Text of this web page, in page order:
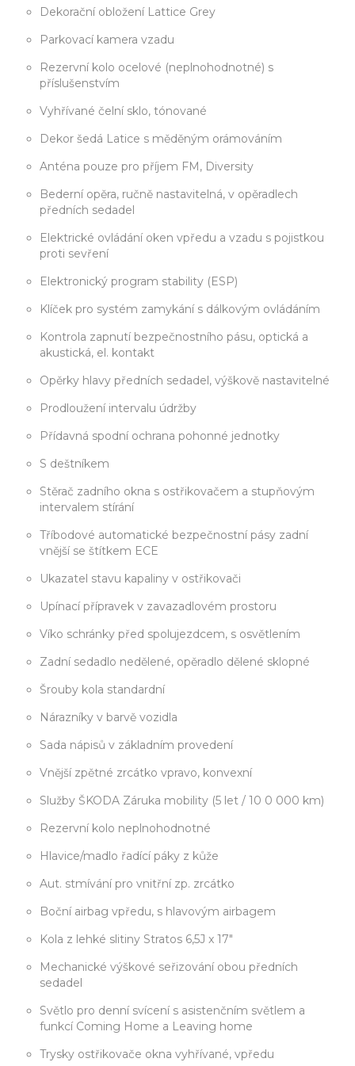
Dekorační obložení Lattice Grey
Parkovací kamera vzadu
Rezervní kolo ocelové (neplnohodnotné) s
příslušenstvím
Vyhřívané čelní sklo, tónované
Dekor šedá Latice s měděným orámováním
Anténa pouze pro příjem FM, Diversity
Bederní opěra, ručně nastavitelná, v opěradlech
předních sedadel
Elektrické ovládání oken vpředu a vzadu s pojistkou
proti sevření
Elektronický program stability (ESP)
Klíček pro systém zamykání s dálkovým ovládáním
Kontrola zapnutí bezpečnostního pásu, optická a
akustická, el. kontakt
Opěrky hlavy předních sedadel, výškově nastavitelné
Prodloužení intervalu údržby
Přídavná spodní ochrana pohonné jednotky
S deštníkem
Stěrač zadního okna s ostřikovačem a stupňovým
intervalem stírání
Tříbodové automatické bezpečnostní pásy zadní
vnější se štítkem ECE
Ukazatel stavu kapaliny v ostřikovači
Upínací přípravek v zavazadlovém prostoru
Víko schránky před spolujezdcem, s osvětlením
Zadní sedadlo nedělené, opěradlo dělené sklopné
Šrouby kola standardní
Nárazníky v barvě vozidla
Sada nápisů v základním provedení
Vnější zpětné zrcátko vpravo, konvexní
Služby ŠKODA Záruka mobility (5 let / 10 0 000 km)
Rezervní kolo neplnohodnotné
Hlavice/madlo řadící páky z kůže
Aut. stmívání pro vnitřní zp. zrcátko
Boční airbag vpředu, s hlavovým airbagem
Kola z lehké slitiny Stratos 6,5J x 17"
Mechanické výškové seřizování obou předních
sedadel
Světlo pro denní svícení s asistenčním světlem a
funkcí Coming Home a Leaving home
Trysky ostřikovače okna vyhřívané, vpředu